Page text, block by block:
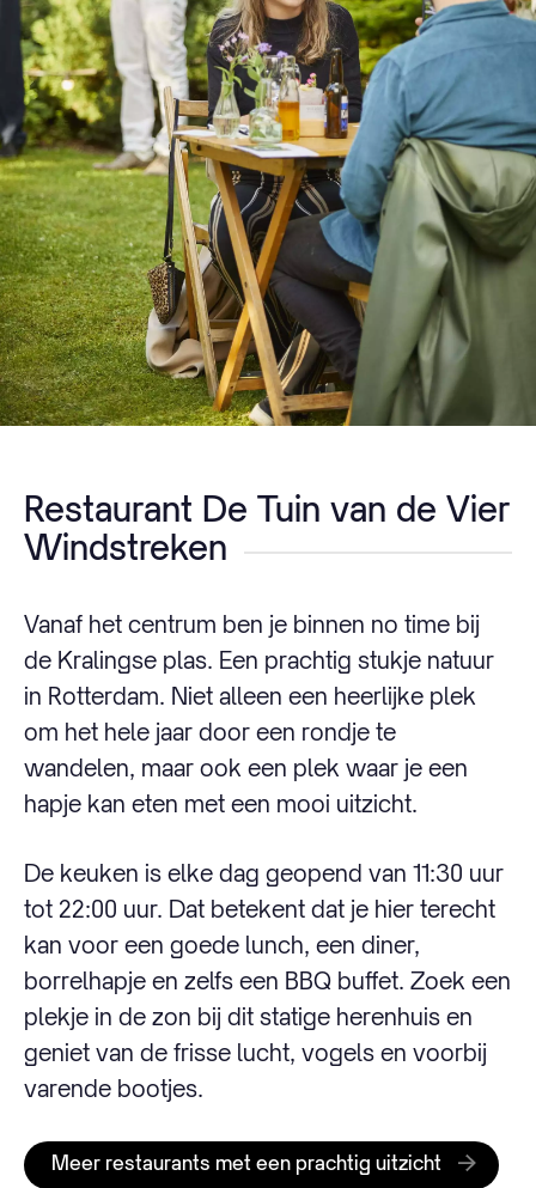
Restaurant De Tuin van de Vier
Windstreken
Vanaf het centrum ben je binnen no time bij
de Kralingse plas. Een prachtig stukje natuur
in Rotterdam. Niet alleen een heerlijke plek
om het hele jaar door een rondje te
wandelen, maar ook een plek waar je een
hapje kan eten met een mooi uitzicht.
De keuken is elke dag geopend van 11:30 uur
tot 22:00 uur. Dat betekent dat je hier terecht
kan voor een goede lunch, een diner,
borrelhapje en zelfs een BBQ buffet. Zoek een
plekje in de zon bij dit statige herenhuis en
geniet van de frisse lucht, vogels en voorbij
varende bootjes.
Meer restaurants met een prachtig uitzicht